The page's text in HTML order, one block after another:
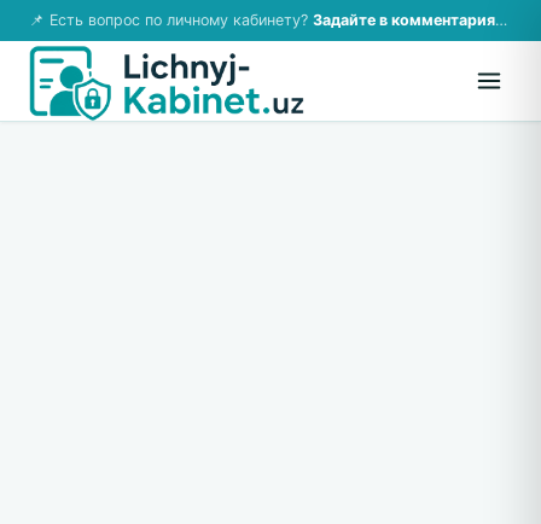
📌 Есть вопрос по личному кабинету? Задайте в комментариях — ответим!